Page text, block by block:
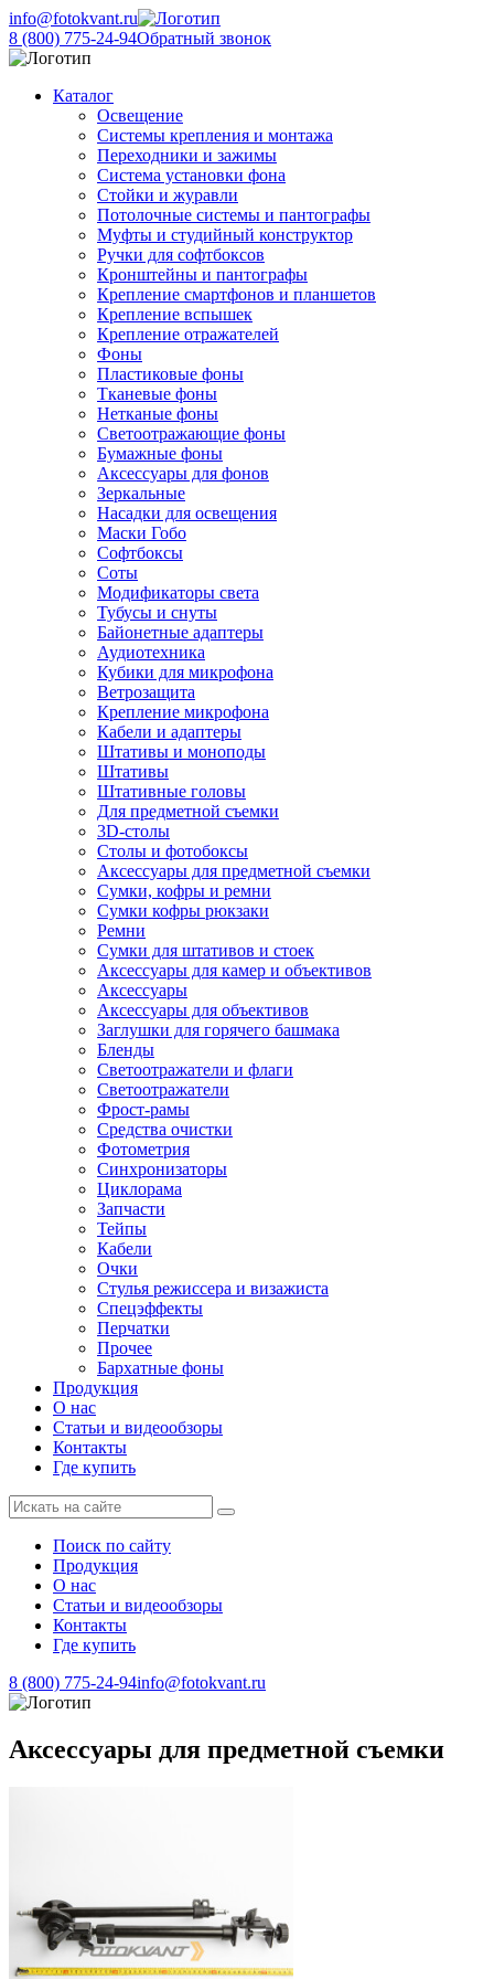
info@fotokvant.ru
8 (800) 775-24-94Обратный звонок
Каталог
Освещение
Системы крепления и монтажа
Переходники и зажимы
Система установки фона
Стойки и журавли
Потолочные системы и пантографы
Муфты и студийный конструктор
Ручки для софтбоксов
Кронштейны и пантографы
Крепление смартфонов и планшетов
Крепление вспышек
Крепление отражателей
Фоны
Пластиковые фоны
Тканевые фоны
Нетканые фоны
Светоотражающие фоны
Бумажные фоны
Аксессуары для фонов
Зеркальные
Насадки для освещения
Маски Гобо
Софтбоксы
Соты
Модификаторы света
Тубусы и снуты
Байонетные адаптеры
Аудиотехника
Кубики для микрофона
Ветрозащита
Крепление микрофона
Кабели и адаптеры
Штативы и моноподы
Штативы
Штативные головы
Для предметной съемки
3D-столы
Столы и фотобоксы
Аксессуары для предметной съемки
Сумки, кофры и ремни
Сумки кофры рюкзаки
Ремни
Сумки для штативов и стоек
Аксессуары для камер и объективов
Аксессуары
Аксессуары для объективов
Заглушки для горячего башмака
Бленды
Светоотражатели и флаги
Светоотражатели
Фрост-рамы
Средства очистки
Фотометрия
Синхронизаторы
Циклорама
Запчасти
Тейпы
Кабели
Очки
Стулья режиссера и визажиста
Спецэффекты
Перчатки
Прочее
Бархатные фоны
Продукция
О нас
Статьи и видеообзоры
Контакты
Где купить
Поиск по сайту
Продукция
О нас
Статьи и видеообзоры
Контакты
Где купить
8 (800) 775-24-94info@fotokvant.ru
Аксессуары для предметной съемки